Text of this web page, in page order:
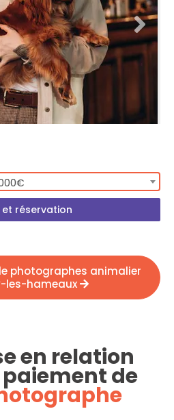
et réservation
photographes animalier
les-hameaux
en relation
de